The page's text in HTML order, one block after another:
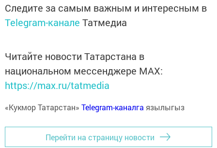
Следите за самым важным и интересным в
Telegram-канале Татмедиа
Читайте новости Татарстана в
национальном мессенджере MАХ:
https://max.ru/tatmedia
«Кукмор Татарстан» Telegram-каналга язылыгыз
Перейти на страницу новости